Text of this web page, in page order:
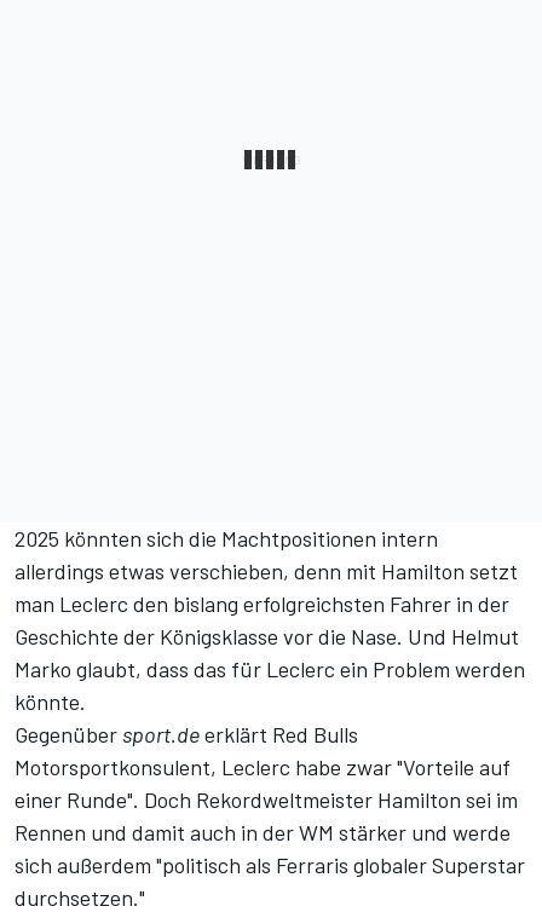
2025 könnten sich die Machtpositionen intern
allerdings etwas verschieben, denn mit Hamilton setzt
man Leclerc den bislang erfolgreichsten Fahrer in der
Geschichte der Königsklasse vor die Nase. Und Helmut
Marko glaubt, dass das für Leclerc ein Problem werden
könnte.
Gegenüber sport.deerklärt Red Bulls
Motorsportkonsulent, Leclerc habe zwar "Vorteile auf
einer Runde". Doch Rekordweltmeister Hamilton sei im
Rennen und damit auch in der WM stärker und werde
sich außerdem "politisch als Ferraris globaler Superstar
durchsetzen."